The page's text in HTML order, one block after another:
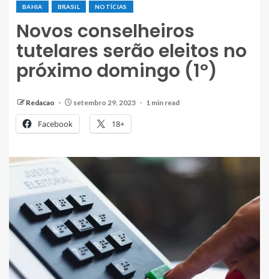
BAHIA BRASIL NOTÍCIAS
Novos conselheiros
tutelares serão eleitos no
próximo domingo (1º)
Redacao setembro 29, 2023 1 min read
Facebook 18+